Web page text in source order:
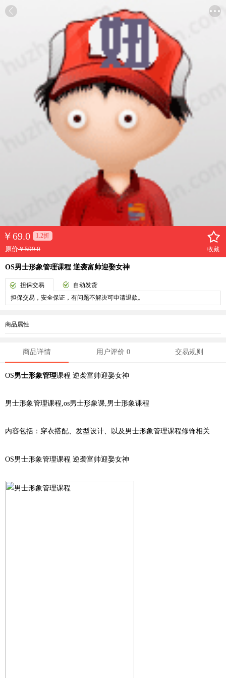
￥ 69.0 1.2折
原价￥599.0 收藏
OS男士形象管理课程 逆袭富帅迎娶女神
担保交易
自动发货
担保交易，安全保证，有问题不解决可申请退款。
商品属性
商品详情 用户评价 0 交易规则
OS男士形象管理课程 逆袭富帅迎娶女神
男士形象管理课程,os男士形象课,男士形象课程
内容包括： 穿衣搭配、 发型设计、以及男士形象管理课程修饰相关
OS男士形象管理课程 逆袭富帅迎娶女神